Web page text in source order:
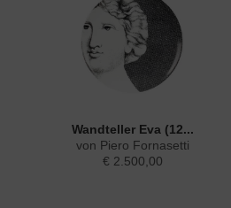
Wandteller Eva (12...
von Piero Fornasetti
€ 2.500,00